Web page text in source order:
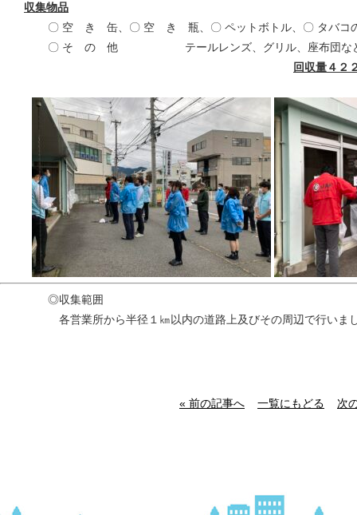
収集物品
〇 空 き 缶、〇 空 き 瓶、〇 ペットボトル、〇 タバコ
〇 そ の 他 テールレンズ、グリル、座布団な
回収量４２
◎収集範囲
各営業所から半径１㎞以内の道路上及びその周辺で行いま
« 前の記事へ 一覧にもどる 次